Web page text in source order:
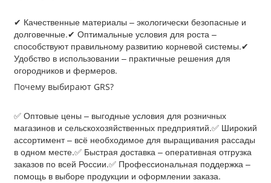
✔ Качественные материалы – экологически безопасные и
долговечные.✔ Оптимальные условия для роста –
способствуют правильному развитию корневой системы.✔
Удобство в использовании – практичные решения для
огородников и фермеров.
Почему выбирают GRS?
✅ Оптовые цены – выгодные условия для розничных
магазинов и сельскохозяйственных предприятий.✅ Широкий
ассортимент – всё необходимое для выращивания рассады
в одном месте.✅ Быстрая доставка – оперативная отгрузка
заказов по всей России.✅ Профессиональная поддержка –
помощь в выборе продукции и оформлении заказа.